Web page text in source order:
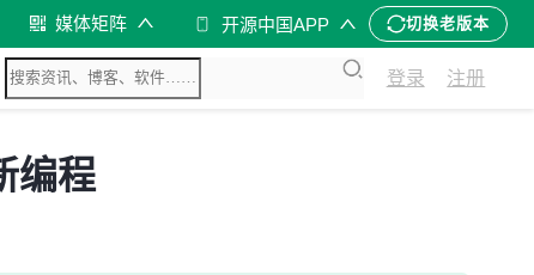
媒体矩阵 开源中国APP 切换老版本
登录 注册
编程